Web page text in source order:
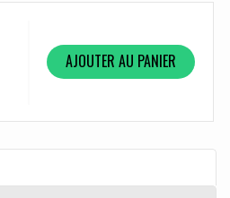
AJOUTER AU PANIER